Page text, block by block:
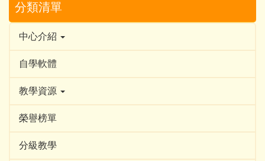
分類清單
中心介紹
自學軟體
教學資源
榮譽榜單
分級教學